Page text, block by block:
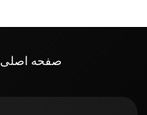
صفحه اصلی